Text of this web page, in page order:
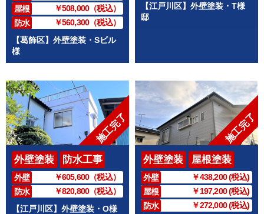
屋根
￥508,000（税込）
防水
￥560,300（税込）
【葛飾区】外壁塗装・Sビル
様
【江戸川区】外壁塗装・T様
邸
施工完了
外壁塗装 防水工事
外壁
￥605,600（税込）
防水
￥820,800（税込）
【江戸川区】外壁塗装・O様
施工完了
外壁塗装 屋根塗装
外壁
￥438,200 (税込)
屋根
￥197,200 (税込)
防水
￥272,000 (税込)